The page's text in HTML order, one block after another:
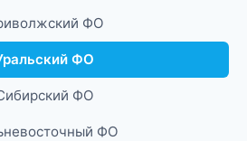
ФО
ФО
ФО
ФО